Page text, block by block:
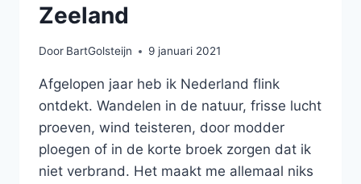
Zeeland
Door BartGolsteijn 9 januari 2021
Afgelopen jaar heb ik Nederland flink
ontdekt. Wandelen in de natuur, frisse lucht
proeven, wind teisteren, door modder
ploegen of in de korte broek zorgen dat ik
niet verbrand. Het maakt me allemaal niks